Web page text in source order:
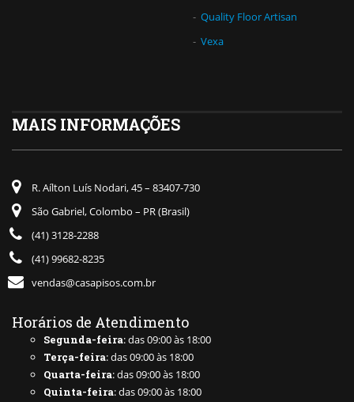
Quality Floor Artisan
Vexa
MAIS INFORMAÇÕES
R. Aílton Luís Nodari, 45 – 83407-730
São Gabriel, Colombo – PR (Brasil)
(41) 3128-2288
(41) 99682-8235
vendas@casapisos.com.br
Horários de Atendimento
Segunda-feira: das 09:00 às 18:00
Terça-feira: das 09:00 às 18:00
Quarta-feira: das 09:00 às 18:00
Quinta-feira: das 09:00 às 18:00